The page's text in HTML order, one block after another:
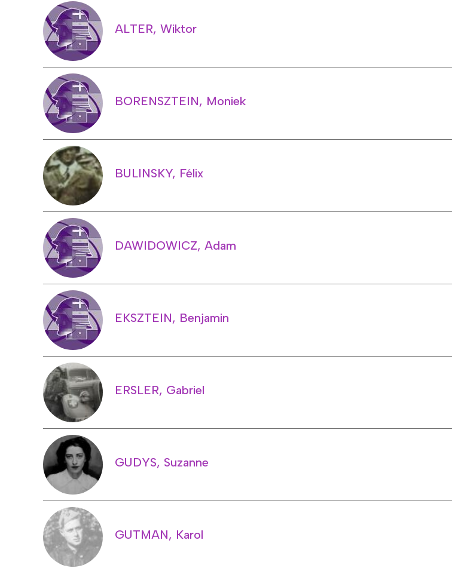
ALTER, Wiktor
BORENSZTEIN, Moniek
BULINSKY, Félix
DAWIDOWICZ, Adam
EKSZTEIN, Benjamin
ERSLER, Gabriel
GUDYS, Suzanne
GUTMAN, Karol